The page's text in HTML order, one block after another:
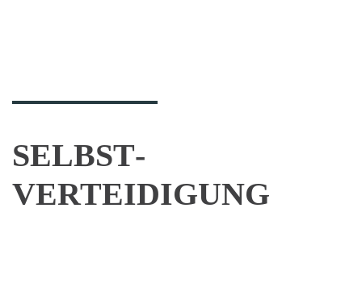
SELBST­
VERTEIDIGUNG
Kinder
ab
10